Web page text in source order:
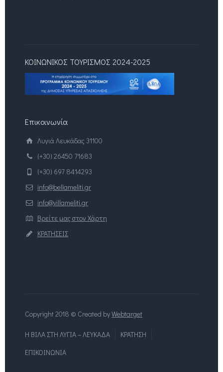
ΚΟΙΝΩΝΙΚΟΣ ΤΟΥΡΙΣΜΟΣ 2024-2025
Επικοινωνία
Λυγιά Λευκάδας 31100
(+30) 26450 71683
(+30) 697 8414293
info@bellameliti.gr
info@villameliti.gr
Βρείτε μας στον Χάρτη
ΚΡΑΤΗΣΕΙΣ
Copyright 2018 © Created byWebtarget
Η ΒΙΛΑ ΣΤΗ ΛΥΓΙΑ – ΛΕΥΚΑΔΑ
ΚΡΑΤΗΣΗ
ΕΠΙΚΟΙΝΩΝΙΑ